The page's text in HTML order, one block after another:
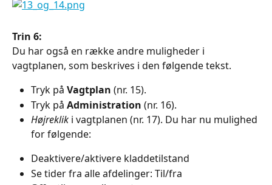
Trin 6:
Du har også en række andre muligheder i
vagtplanen, som beskrives i den følgende tekst.
Tryk på Vagtplan (nr. 15).
Tryk på Administration (nr. 16).
Højreklik i vagtplanen (nr. 17). Du har nu mulighed
for følgende:
Deaktivere/aktivere kladdetilstand
Se tider fra alle afdelinger: Til/fra